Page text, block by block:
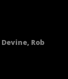
Rob